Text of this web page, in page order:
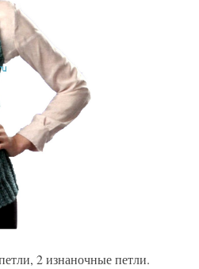
2 изнаночные петли.